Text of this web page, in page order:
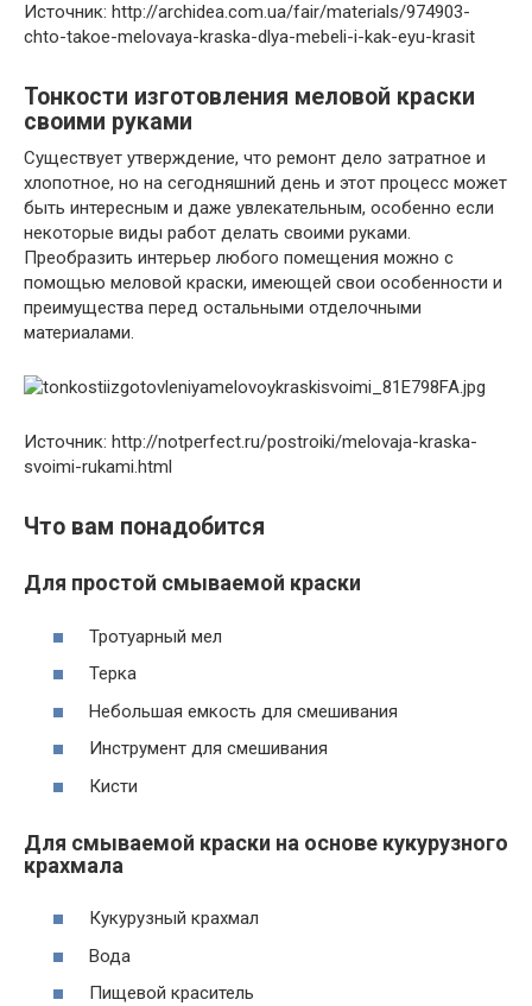
Источник: http://archidea.com.ua/fair/materials/974903-
chto-takoe-melovaya-kraska-dlya-mebeli-i-kak-eyu-krasit
Тонкости изготовления меловой краски
своими руками
Существует утверждение, что ремонт дело затратное и
хлопотное, но на сегодняшний день и этот процесс может
быть интересным и даже увлекательным, особенно если
некоторые виды работ делать своими руками.
Преобразить интерьер любого помещения можно с
помощью меловой краски, имеющей свои особенности и
преимущества перед остальными отделочными
материалами.
Источник: http://notperfect.ru/postroiki/melovaja-kraska-
svoimi-rukami.html
Что вам понадобится
Для простой смываемой краски
Тротуарный мел
Терка
Небольшая емкость для смешивания
Инструмент для смешивания
Кисти
Для смываемой краски на основе кукурузного
крахмала
Кукурузный крахмал
Вода
Пищевой краситель